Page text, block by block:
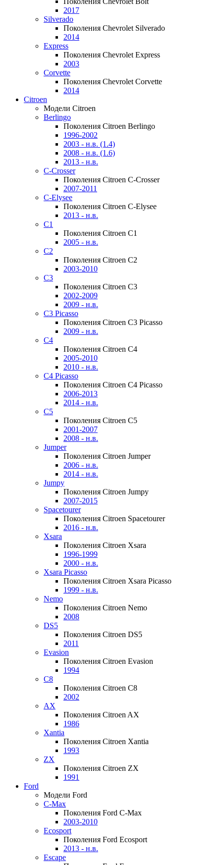
2017
Silverado
Поколения Chevrolet Silverado
2014
Express
Поколения Chevrolet Express
2003
Corvette
Поколения Chevrolet Corvette
2014
Citroen
Модели Citroen
Berlingo
Поколения Citroen Berlingo
1996-2002
2003 - н.в. (1.4)
2008 - н.в. (1.6)
2013 - н.в.
C-Crosser
Поколения Citroen C-Crosser
2007-2011
C-Elysee
Поколения Citroen C-Elysee
2013 - н.в.
C1
Поколения Citroen C1
2005 - н.в.
C2
Поколения Citroen C2
2003-2010
C3
Поколения Citroen C3
2002-2009
2009 - н.в.
C3 Picasso
Поколения Citroen C3 Picasso
2009 - н.в.
C4
Поколения Citroen C4
2005-2010
2010 - н.в.
C4 Picasso
Поколения Citroen C4 Picasso
2006-2013
2014 - н.в.
C5
Поколения Citroen C5
2001-2007
2008 - н.в.
Jumper
Поколения Citroen Jumper
2006 - н.в.
2014 - н.в.
Jumpy
Поколения Citroen Jumpy
2007-2015
Spacetourer
Поколения Citroen Spacetourer
2016 - н.в.
Xsara
Поколения Citroen Xsara
1996-1999
2000 - н.в.
Xsara Picasso
Поколения Citroen Xsara Picasso
1999 - н.в.
Nemo
Поколения Citroen Nemo
2008
DS5
Поколения Citroen DS5
2011
Evasion
Поколения Citroen Evasion
1994
C8
Поколения Citroen C8
2002
AX
Поколения Citroen AX
1986
Xantia
Поколения Citroen Xantia
1993
ZX
Поколения Citroen ZX
1991
Ford
Модели Ford
C-Max
Поколения Ford C-Max
2003-2010
Ecosport
Поколения Ford Ecosport
2013 - н.в.
Escape